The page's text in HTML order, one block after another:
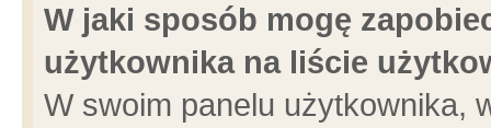
W jaki sposób mogę
użytkownika na liście
W swoim panelu użytkownika,